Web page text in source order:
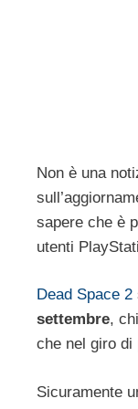
Non è una
sapere che è
utenti
Dead Space 2
settembre,
che nel giro di
Sicuramente